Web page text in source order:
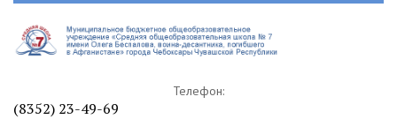
Телефон:
(8352) 23-49-69